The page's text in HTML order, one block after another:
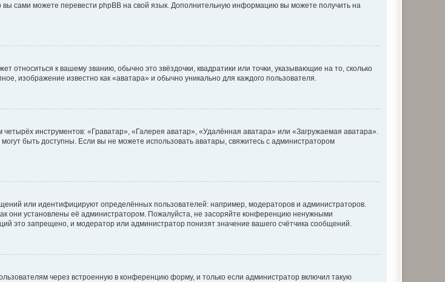
вы сами можете перевести phpBB на свой язык. Дополнительную информацию вы можете получить на
относиться к вашему званию, обычно это звёздочки, квадратики или точки, указывающие на то, сколько
изображение известно как «аватара» и обычно уникально для каждого пользователя.
инструментов: «Граватар», «Галерея аватар», «Удалённая аватара» или «Загружаемая аватара».
быть доступны. Если вы не можете использовать аватары, свяжитесь с администратором
или идентифицируют определённых пользователей: например, модераторов и администраторов.
они установлены её администратором. Пожалуйста, не засоряйте конференцию ненужными
это запрещено, и модератор или администратор понизят значение вашего счётчика сообщений.
через встроенную в конференцию форму, и только если администратор включил такую